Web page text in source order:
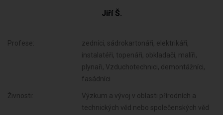
Jiří Š.
Profese:
zedníci, sádrokartonáři, elektrikáři,
instalatéři, topenáři, obkladači, malíři,
plynaři, Vzduchotechnici, demontážníci,
fasádníci
Živnosti:
Výzkum a vývoj v oblasti přírodních a
technických věd nebo společenských věd